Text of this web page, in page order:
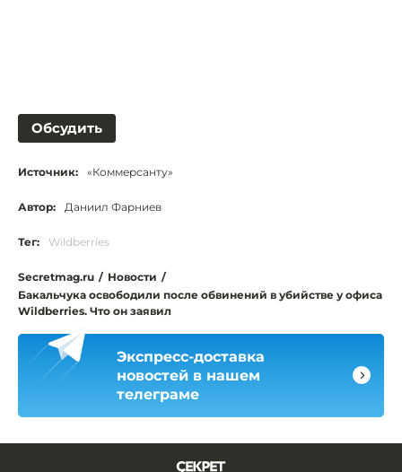
Обсудить
Источник: «Коммерсанту»
Автор: Даниил Фарниев
Тег: Wildberries
Secretmag.ru / Новости /
Бакальчука освободили после обвинений в убийстве у офиса
Wildberries. Что он заявил
Экспресс-доставка
новостей в нашем
телеграме